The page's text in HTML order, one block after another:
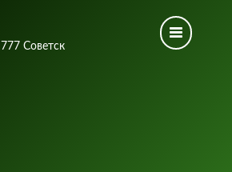
777 Советск